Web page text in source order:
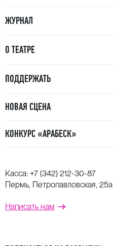
ЖУРНАЛ
О ТЕАТРЕ
ПОДДЕРЖАТЬ
НОВАЯ СЦЕНА
КОНКУРС «АРАБЕСК»
Касса: +7 (342) 212-30-87
Пермь, Петропавловская, 25а
Написать нам